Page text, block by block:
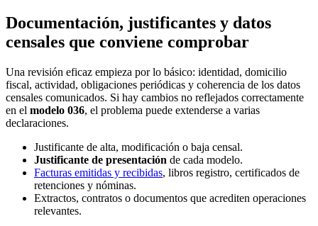
Documentación, justificantes y datos
censales que conviene comprobar
Una revisión eficaz empieza por lo básico: identidad, domicilio
fiscal, actividad, obligaciones periódicas y coherencia de los datos
censales comunicados. Si hay cambios no reflejados correctamente
en el modelo 036, el problema puede extenderse a varias
declaraciones.
Justificante de alta, modificación o baja censal.
Justificante de presentación de cada modelo.
Facturas emitidas y recibidas, libros registro, certificados de
retenciones y nóminas.
Extractos, contratos o documentos que acrediten operaciones
relevantes.